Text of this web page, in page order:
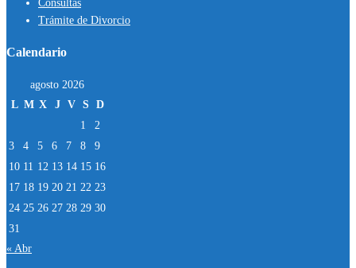
Consultas
Trámite de Divorcio
Calendario
agosto 2026
L M X J V S D
1
2
3
4 5 6 7 8
9
10 11 12 13 14 15 16
17 18 19 20 21 22 23
24 25 26 27 28 29 30
31
« Abr